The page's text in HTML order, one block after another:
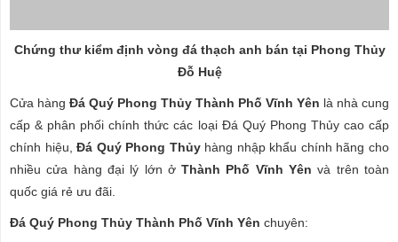
Chứng thư kiểm định vòng đá thạch anh bán tại Phong Thủy
Đỗ Huệ
Cửa hàng Đá Quý Phong Thủy Thành Phố Vĩnh Yên là nhà cung
cấp & phân phối chính thức các loại Đá Quý Phong Thủy cao cấp
chính hiệu,Đá Quý Phong Thủyhàng nhập khẩu chính hãng cho
nhiều cửa hàng đại lý lớn ởThành Phố Vĩnh Yên và trên toàn
quốc giá rẻ ưu đãi.
Đá Quý Phong Thủy Thành Phố Vĩnh Yên chuyên: